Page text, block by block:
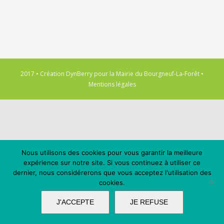
2017 • Création DynBerry pour la Mairie du Bourgneuf-La-Forêt •
Mentions légales
Nous utilisons des cookies pour vous garantir la meilleure
expérience sur notre site. Si vous continuez à utiliser ce
dernier, nous considérerons que vous acceptez l'utilisation des
cookies.
J'ACCEPTE JE REFUSE